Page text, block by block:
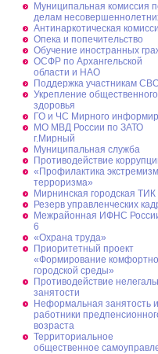
Муниципальная комиссия
делам
Антинаркотическая
Опека и попечительство
Обучение иностранных
ОСФР по Архангельской
области и НАО
Поддержка участникам
Укрепление общественного
здоровья
ГО и ЧС Мирного
МО МВД России по ЗАТО
г.Мирный
Муниципальная cлужба
Противодействие
«Профилактика
терроризма»
Мирнинская городская ТИК
Резерв управленческих
Межрайонная ИФНС
6
«Охрана труда»
Приоритетный проект
«Формирование
городской среды»
Противодействие
занятости
Неформальная занятость и
работники
возраста
Территориальное
общественное